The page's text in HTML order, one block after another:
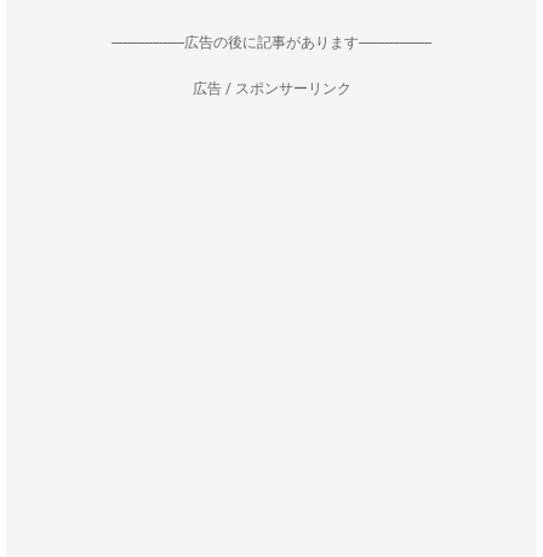
--------------------広告の後に記事があります--------------------
広告 / スポンサーリンク